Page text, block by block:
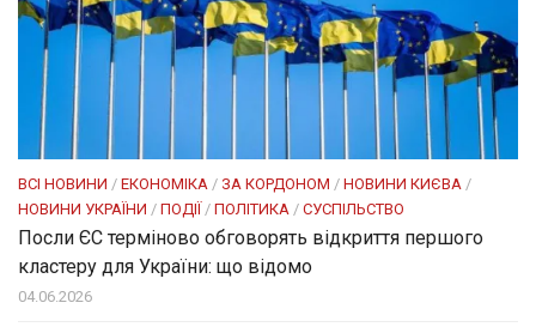
ВСІ НОВИНИ / ЕКОНОМІКА / ЗА КОРДОНОМ / НОВИНИ КИЄВА /
НОВИНИ УКРАЇНИ / ПОДІЇ / ПОЛІТИКА / СУСПІЛЬСТВО
Посли ЄC терміново обговорять відкриття першого
кластеру для України: що відомо
04.06.2026